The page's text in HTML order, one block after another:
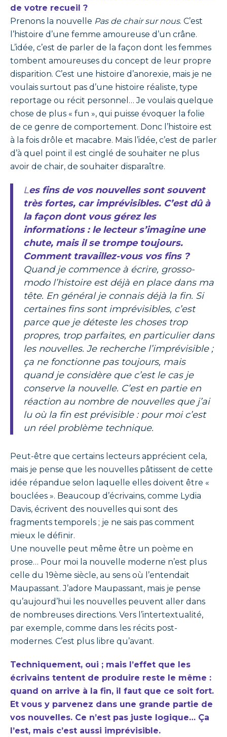
de votre recueil ?
Prenons la nouvelle Pas de chair sur nous. C’est
l’histoire d’une femme amoureuse d’un crâne.
L’idée, c’est de parler de la façon dont les femmes
tombent amoureuses du concept de leur propre
disparition. C’est une histoire d’anorexie, mais je ne
voulais surtout pas d’une histoire réaliste, type
reportage ou récit personnel… Je voulais quelque
chose de plus « fun », qui puisse évoquer la folie
de ce genre de comportement. Donc l’histoire est
à la fois drôle et macabre. Mais l’idée, c’est de parler
d’à quel point il est cinglé de souhaiter ne plus
avoir de chair, de souhaiter disparaître.
Les fins de vos nouvelles sont souvent
très fortes, car imprévisibles. C’est dû à
la façon dont vous gérez les
informations : le lecteur s’imagine une
chute, mais il se trompe toujours.
Comment travaillez-vous vos fins ?
Quand je commence à écrire, grosso-
modo l’histoire est déjà en place dans ma
tête. En général je connais déjà la fin. Si
certaines fins sont imprévisibles, c’est
parce que je déteste les choses trop
propres, trop parfaites, en particulier dans
les nouvelles. Je recherche l’imprévisible ;
ça ne fonctionne pas toujours, mais
quand je considère que c’est le cas je
conserve la nouvelle. C’est en partie en
réaction au nombre de nouvelles que j’ai
lu où la fin est prévisible : pour moi c’est
un réel problème technique.
Peut-être que certains lecteurs apprécient cela,
mais je pense que les nouvelles pâtissent de cette
idée répandue selon laquelle elles doivent être «
bouclées ». Beaucoup d’écrivains, comme Lydia
Davis, écrivent des nouvelles qui sont des
fragments temporels ; je ne sais pas comment
mieux le définir.
Une nouvelle peut même être un poème en
prose… Pour moi la nouvelle moderne n’est plus
celle du 19ème siècle, au sens où l’entendait
Maupassant. J’adore Maupassant, mais je pense
qu’aujourd’hui les nouvelles peuvent aller dans
de nombreuses directions. Vers l’intertextualité,
par exemple, comme dans les récits post-
modernes. C’est plus libre qu’avant.
Techniquement, oui ; mais l’effet que les
écrivains tentent de produire reste le même :
quand on arrive à la fin, il faut que ce soit fort.
Et vous y parvenez dans une grande partie de
vos nouvelles. Ce n’est pas juste logique… Ça
l’est, mais c’est aussi imprévisible.